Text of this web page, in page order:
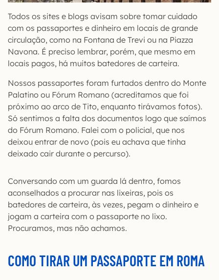
Todos os sites e blogs avisam sobre tomar cuidado
com os passaportes e dinheiro em locais de grande
circulação, como na Fontana de Trevi ou na Piazza
Navona. É preciso lembrar, porém, que mesmo em
locais pagos, há muitos batedores de carteira.
Nossos passaportes foram furtados dentro do Monte
Palatino ou Fórum Romano (acreditamos que foi
próximo ao arco de Tito, enquanto tirávamos fotos).
Só sentimos a falta dos documentos logo que saímos
do Fórum Romano. Falei com o policial, que nos
deixou entrar de novo (pois eu achava que tinha
deixado cair durante o percurso).
Conversando com um guarda lá dentro, fomos
aconselhados a procurar nas lixeiras, pois os
batedores de carteira, às vezes, pegam o dinheiro e
jogam a carteira com o passaporte no lixo.
Procuramos, mas não achamos.
COMO TIRAR UM PASSAPORTE EM ROMA